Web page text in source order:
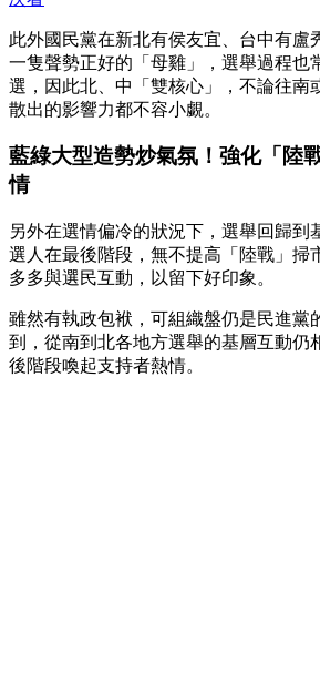
此外國民黨在新北有侯友宜、台中有盧
一隻聲勢正好的「母雞」，選舉過程也
選，因此北、中「雙核心」，不論往南
散出的影響力都不容小覷。
藍綠大型造勢炒氣氛！強化「陸
情
另外在選情偏冷的狀況下，選舉回歸到
選人在最後階段，無不提高「陸戰」掃
多多與選民互動，以留下好印象。
雖然有執政包袱，可組織盤仍是民進黨
到，從南到北各地方選舉的基層互動仍
後階段喚起支持者熱情。